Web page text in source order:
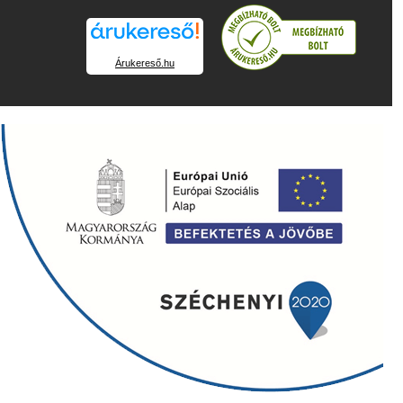
Árukereső.hu